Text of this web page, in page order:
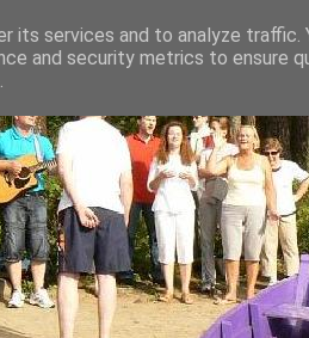
its services and to analyze traffic.
and security metrics to ensure